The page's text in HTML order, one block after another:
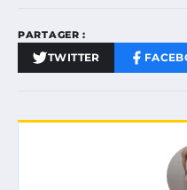
PARTAGER :
TWITTER